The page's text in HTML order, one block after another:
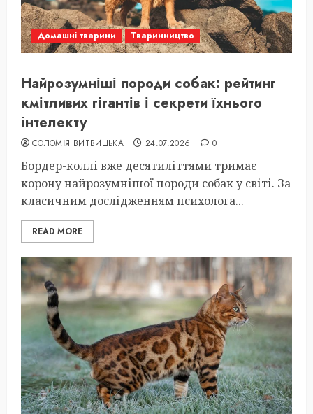
Домашні тварини Тваринництво
Найрозумніші породи собак: рейтинг
кмітливих гігантів і секрети їхнього
інтелекту
СОЛОМІЯ ВИТВИЦЬКА 24.07.2026 0
Бордер-коллі вже десятиліттями тримає
корону найрозумнішої породи собак у світі. За
класичним дослідженням психолога...
READ MORE